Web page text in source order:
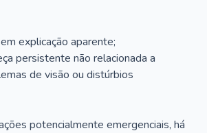
explicação aparente;
persistente não relacionada a
de visão ou distúrbios
potencialmente emergenciais, há